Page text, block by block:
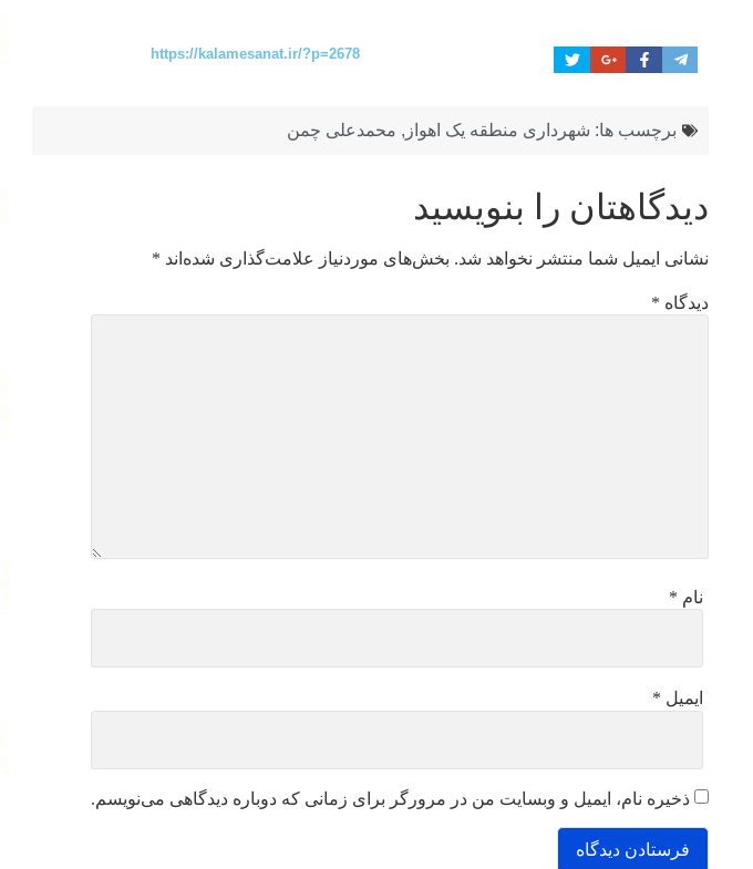
https://kalamesanat.ir/?p=2678
برچسب ها: شهرداری منطقه یک اهواز , محمدعلی چمن
دیدگاهتان را بنویسید
نشانی ایمیل شما منتشر نخواهد شد. بخش‌های موردنیاز علامت‌گذاری شده‌اند *
دیدگاه *
نام *
ایمیل *
ذخیره نام، ایمیل و وبسایت من در مرورگر برای زمانی که دوباره دیدگاهی می‌نویسم.